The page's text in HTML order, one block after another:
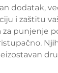
dodatak,
i zaštitu
punjenje